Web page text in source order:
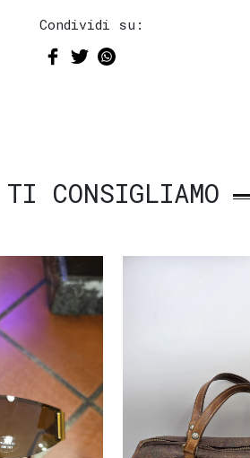
Condividi su:
TI CONSIGLIAMO